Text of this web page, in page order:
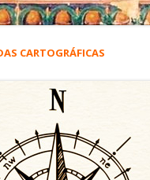
CARTOGRÁFICAS